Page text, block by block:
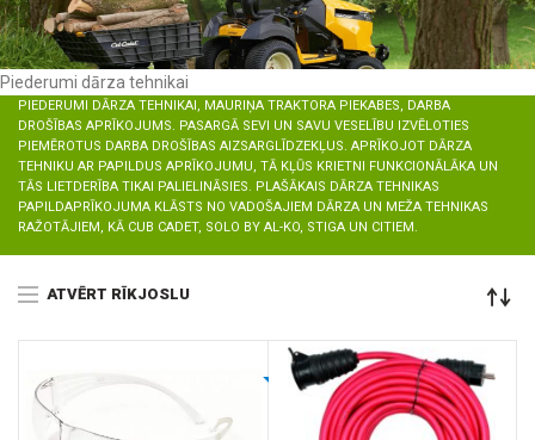
Piederumi dārza tehnikai
PIEDERUMI DĀRZA TEHNIKAI, MAURIŅA TRAKTORA PIEKABES, DARBA
DROŠĪBAS APRĪKOJUMS. PASARGĀ SEVI UN SAVU VESELĪBU IZVĒLOTIES
PIEMĒROTUS DARBA DROŠĪBAS AIZSARGLĪDZEKĻUS. APRĪKOJOT DĀRZA
TEHNIKU AR PAPILDUS APRĪKOJUMU, TĀ KĻŪS KRIETNI FUNKCIONĀLĀKA UN
TĀS LIETDERĪBA TIKAI PALIELINĀSIES. PLAŠĀKAIS DĀRZA TEHNIKAS
PAPILDAPRĪKOJUMA KLĀSTS NO VADOŠAJIEM DĀRZA UN MEŽA TEHNIKAS
RAŽOTĀJIEM, KĀ CUB CADET, SOLO BY AL-KO, STIGA UN CITIEM.
ATVĒRT RĪKJOSLU